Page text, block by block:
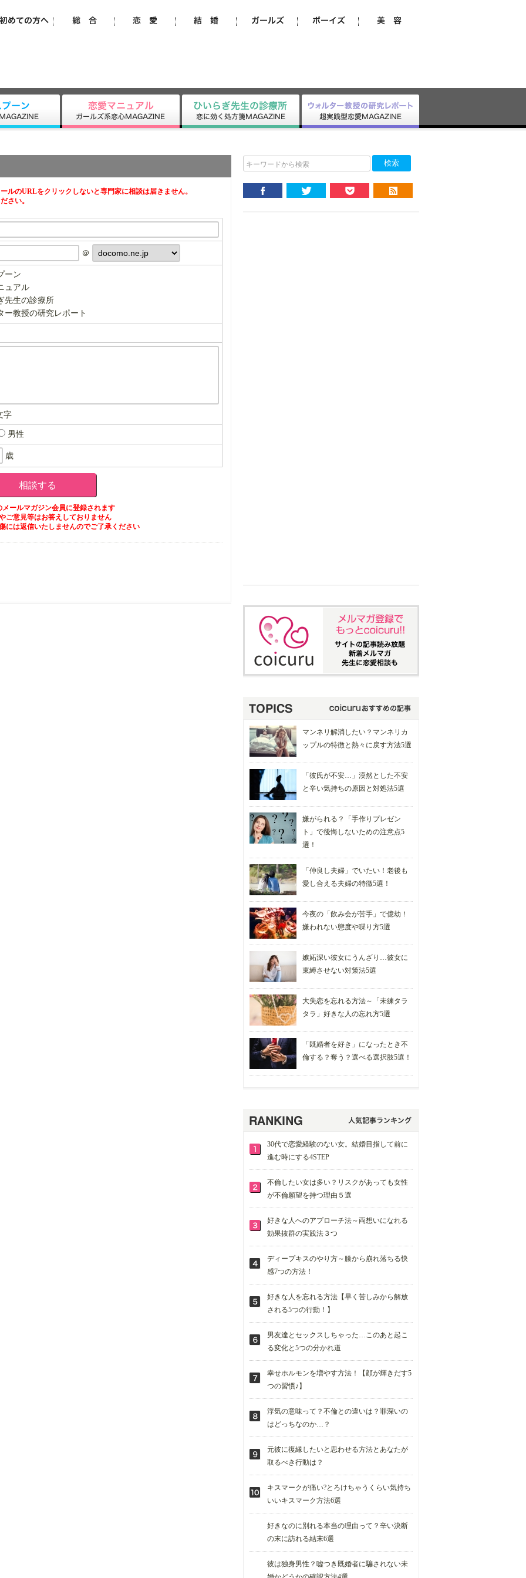
ルのURLをクリックしないと専門家に相談は届きません。
さい。
＠
ーン
ュアル
先生の診療所
ー教授の研究レポート
字
男性
歳
ールマガジン会員に登録されます
ご意見等はお答えしておりません
には返信いたしませんのでご了承ください
キーワードから検索
マンネリ解消したい？マンネリカ
ップルの特徴と熱々に戻す方法5選
「彼氏が不安…」漠然とした不安
と辛い気持ちの原因と対処法5選
嫌がられる？「手作りプレゼン
ト」で後悔しないための注意点5
選！
「仲良し夫婦」でいたい！老後も
愛し合える夫婦の特徴5選！
今夜の「飲み会が苦手」で億劫！
嫌われない態度や喋り方5選
嫉妬深い彼女にうんざり…彼女に
束縛させない対策法5選
大失恋を忘れる方法～「未練タラ
タラ」好きな人の忘れ方5選
「既婚者を好き」になったとき不
倫する？奪う？選べる選択肢5選！
30代で恋愛経験のない女。結婚目指して前に
進む時にする4STEP
不倫したい女は多い？リスクがあっても女性
が不倫願望を持つ理由５選
好きな人へのアプローチ法～両想いになれる
効果抜群の実践法３つ
ディープキスのやり方～膝から崩れ落ちる快
感7つの方法！
好きな人を忘れる方法【早く苦しみから解放
される5つの行動！】
男友達とセックスしちゃった…このあと起こ
る変化と5つの分かれ道
幸せホルモンを増やす方法！【顔が輝きだす5
つの習慣♪】
浮気の意味って？不倫との違いは？罪深いの
はどっちなのか…？
元彼に復縁したいと思わせる方法とあなたが
取るべき行動は？
キスマークが痛い?とろけちゃうくらい気持ち
いいキスマーク方法6選
好きなのに別れる本当の理由って？辛い決断
の末に訪れる結末6選
彼は独身男性？嘘つき既婚者に騙されない未